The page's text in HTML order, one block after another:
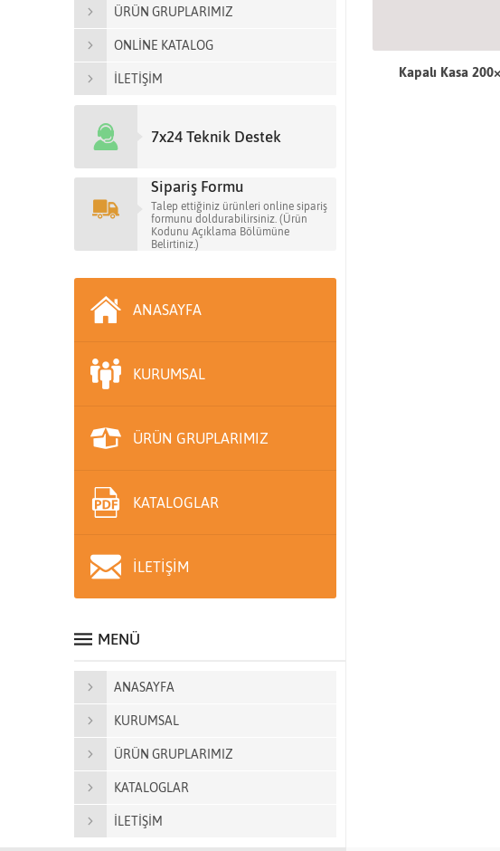
Kapalı Kasa
ÜRÜN GRUPLARIMIZ
ONLİNE KATALOG
İLETİŞİM
7x24 Teknik Destek
Sipariş Formu
Talep ettiğiniz ürünleri online sipariş
formunu doldurabilirsiniz. (Ürün
Kodunu Açıklama Bölümüne
Belirtiniz.)
ANASAYFA
KURUMSAL
ÜRÜN GRUPLARIMIZ
KATALOGLAR
İLETİŞİM
MENÜ
ANASAYFA
KURUMSAL
ÜRÜN GRUPLARIMIZ
KATALOGLAR
İLETİŞİM